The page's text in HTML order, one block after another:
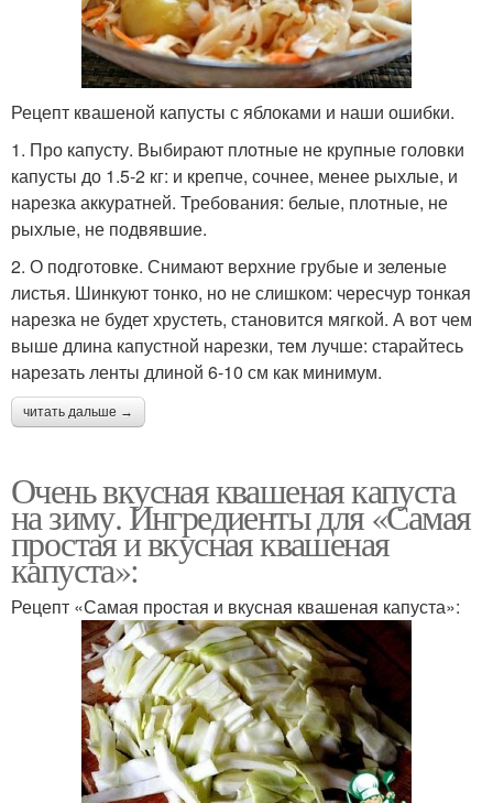
Рецепт квашеной капусты с яблоками и наши ошибки.
1. Про капусту. Выбирают плотные не крупные головки
капусты до 1.5-2 кг: и крепче, сочнее, менее рыхлые, и
нарезка аккуратней. Требования: белые, плотные, не
рыхлые, не подвявшие.
2. О подготовке. Снимают верхние грубые и зеленые
листья. Шинкуют тонко, но не слишком: чересчур тонкая
нарезка не будет хрустеть, становится мягкой. А вот чем
выше длина капустной нарезки, тем лучше: старайтесь
нарезать ленты длиной 6-10 см как минимум.
читать дальше →
Очень вкусная квашеная капуста
на зиму. Ингредиенты для «Самая
простая и вкусная квашеная
капуста»:
Рецепт «Самая простая и вкусная квашеная капуста»: